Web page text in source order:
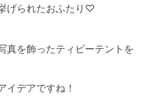
げられたおふたり♡
真を飾ったティピーテントを
イデアですね！